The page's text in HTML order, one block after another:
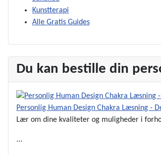
Kunstterapi
Alle Gratis Guides
Du kan bestille din
Personlig Human Design Chakra Læsning -
Lær om dine kvaliteter og muligheder i
...